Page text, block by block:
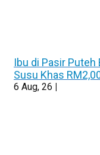
Ibu di Pasir Puteh
Susu Khas
6 Aug, 26 |